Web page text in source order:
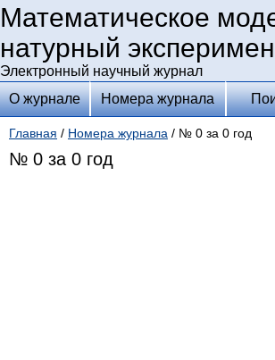
Математическое
натурный
Электронный научный журнал
О журнале
Номера журнала
Главная / Номера журнала / № 0 за 0 год
№ 0 за 0 год